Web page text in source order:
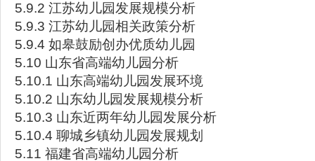
5.9.2 江苏幼儿园发展规模分析
5.9.3 江苏幼儿园相关政策分析
5.9.4 如皋鼓励创办优质幼儿园
5.10 山东省高端幼儿园分析
5.10.1 山东高端幼儿园发展环境
5.10.2 山东幼儿园发展规模分析
5.10.3 山东近两年幼儿园发展分析
5.10.4 聊城乡镇幼儿园发展规划
5.11 福建省高端幼儿园分析